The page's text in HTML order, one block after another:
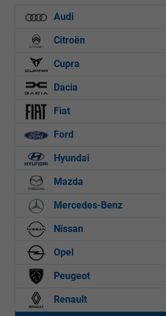
Audi
Citroën
Cupra
Dacia
Fiat
Ford
Hyundai
Mazda
Mercedes-Benz
Nissan
Opel
Peugeot
Renault